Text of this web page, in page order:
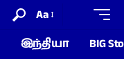
Aa
இந்தியா BIG